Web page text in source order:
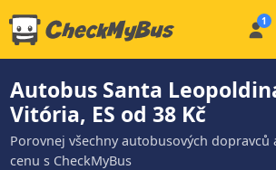
Autobus Santa
Vitória, ES od 38 Kč
Porovnej všechny autobusových dopravců
cenu s CheckMyBus